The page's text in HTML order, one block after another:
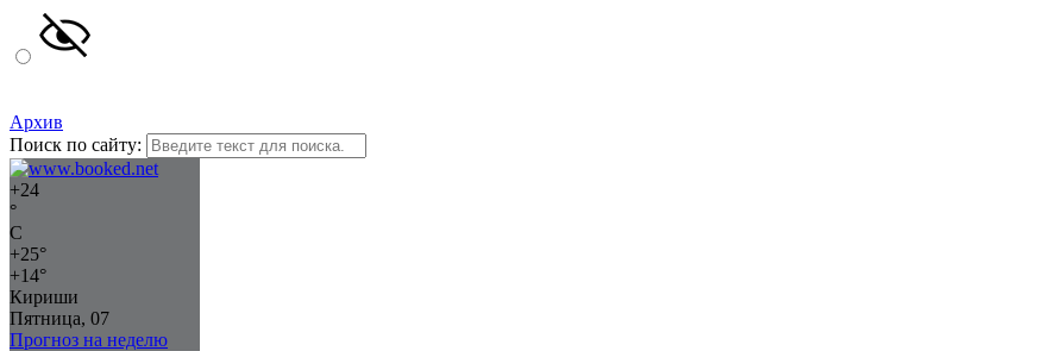
Архив
Поиск по сайту:
+24
°
C
+25°
+14°
Кириши
Пятница, 07
Прогноз на неделю